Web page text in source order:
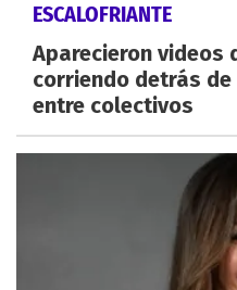
ESCALOFRIANTE
Aparecieron videos
corriendo detrás de
entre colectivos